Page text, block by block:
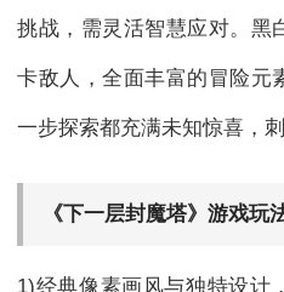
挑战，需灵活智慧应对。黑
卡敌人，全面丰富的冒险元
一步探索都充满未知惊喜，
《下一层封魔塔》游戏玩
1)经典像素画风与独特设计